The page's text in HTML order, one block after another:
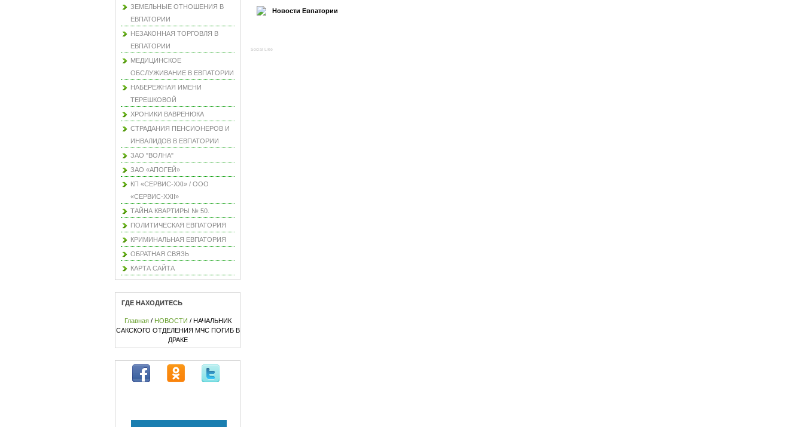
ЗЕМЕЛЬНЫЕ ОТНОШЕНИЯ В
ЕВПАТОРИИ
НЕЗАКОННАЯ ТОРГОВЛЯ В
ЕВПАТОРИИ
МЕДИЦИНСКОЕ
ОБСЛУЖИВАНИЕ В ЕВПАТОРИИ
НАБЕРЕЖНАЯ ИМЕНИ
ТЕРЕШКОВОЙ
ХРОНИКИ ВАВРЕНЮКА
СТРАДАНИЯ ПЕНСИОНЕРОВ И
ИНВАЛИДОВ В ЕВПАТОРИИ
ЗАО "ВОЛНА"
ЗАО «АПОГЕЙ»
КП «СЕРВИС-XXI» / ООО
«СЕРВИС-XXII»
ТАЙНА КВАРТИРЫ № 50.
ПОЛИТИЧЕСКАЯ ЕВПАТОРИЯ
КРИМИНАЛЬНАЯ ЕВПАТОРИЯ
ОБРАТНАЯ СВЯЗЬ
КАРТА САЙТА
ГДЕ НАХОДИТЕСЬ
Главная/ НОВОСТИ / НАЧАЛЬНИК
САКСКОГО ОТДЕЛЕНИЯ МЧС ПОГИБ В
ДРАКЕ
Новости Евпатории
Social Like